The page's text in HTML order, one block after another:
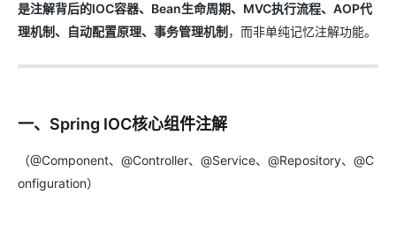
是注解背后的IOC容器、Bean生命周期、MVC执行流程、AOP代
理机制、自动配置原理、事务管理机制 ，而非单纯记忆注解功能。
一、Spring IOC核心组件注解
（@Component、@Controller、@Service、@Repository、@C
onfiguration）